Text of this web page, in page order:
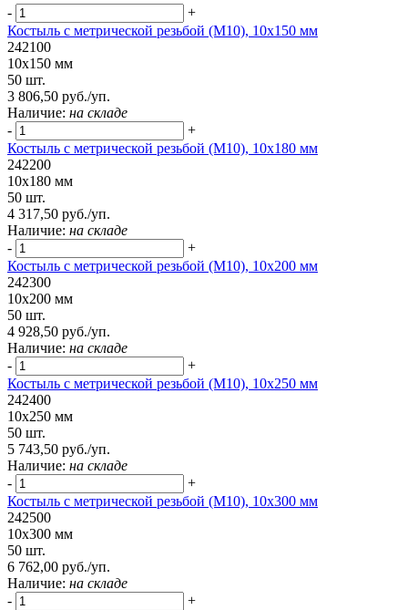
-
+
Костыль с метрической резьбой (М10), 10х150 мм
242100
10х150 мм
50 шт.
3 806,50 руб./уп.
Наличие: на складе
-
+
Костыль с метрической резьбой (М10), 10х180 мм
242200
10х180 мм
50 шт.
4 317,50 руб./уп.
Наличие: на складе
-
+
Костыль с метрической резьбой (М10), 10х200 мм
242300
10х200 мм
50 шт.
4 928,50 руб./уп.
Наличие: на складе
-
+
Костыль с метрической резьбой (М10), 10х250 мм
242400
10х250 мм
50 шт.
5 743,50 руб./уп.
Наличие: на складе
-
+
Костыль с метрической резьбой (М10), 10х300 мм
242500
10х300 мм
50 шт.
6 762,00 руб./уп.
Наличие: на складе
-
+